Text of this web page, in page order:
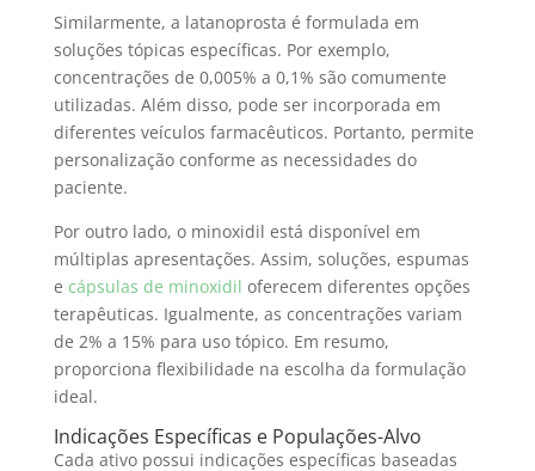
Similarmente, a latanoprosta é formulada em
soluções tópicas específicas. Por exemplo,
concentrações de 0,005% a 0,1% são comumente
utilizadas. Além disso, pode ser incorporada em
diferentes veículos farmacêuticos. Portanto, permite
personalização conforme as necessidades do
paciente.
Por outro lado, o minoxidil está disponível em
múltiplas apresentações. Assim, soluções, espumas
e cápsulas de minoxidil oferecem diferentes opções
terapêuticas. Igualmente, as concentrações variam
de 2% a 15% para uso tópico. Em resumo,
proporciona flexibilidade na escolha da formulação
ideal.
Indicações Específicas e Populações-Alvo
Cada ativo possui indicações específicas baseadas